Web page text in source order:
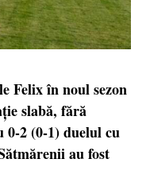
Felix în noul sezon
slabă, fără
2 (0-1) duelul cu
au fost